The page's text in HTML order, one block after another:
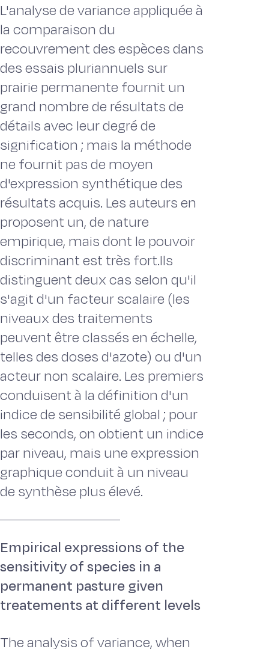
L'analyse de variance appliquée à
la comparaison du
recouvrement des espèces dans
des essais pluriannuels sur
prairie permanente fournit un
grand nombre de résultats de
détails avec leur degré de
signification ; mais la méthode
ne fournit pas de moyen
d'expression synthétique des
résultats acquis. Les auteurs en
proposent un, de nature
empirique, mais dont le pouvoir
discriminant est très fort.Ils
distinguent deux cas selon qu'il
s'agit d'un facteur scalaire (les
niveaux des traitements
peuvent être classés en échelle,
telles des doses d'azote) ou d'un
acteur non scalaire. Les premiers
conduisent à la définition d'un
indice de sensibilité global ; pour
les seconds, on obtient un indice
par niveau, mais une expression
graphique conduit à un niveau
de synthèse plus élevé.
Empirical expressions of the
sensitivity of species in a
permanent pasture given
treatements at different levels
The analysis of variance, when